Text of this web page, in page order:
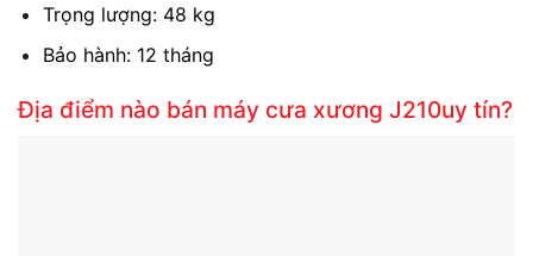
Trọng lượng: 48 kg
Bảo hành: 12 tháng
Địa điểm nào bán máy cưa xương J210uy tín?